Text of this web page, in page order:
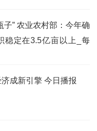
子” 农业农村部：今年确
稳定在3.5亿亩以上_每
成新引擎 今日播报